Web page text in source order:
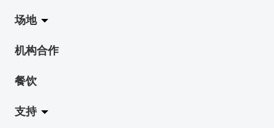
使命与宗旨
艺穗会架构
档案库
艺穗网志
展览
演出
活动
工作坊
Jazz-Go-Central, Jazz-Go-Fringe
LPL
2015-16 艺术场地资助计划
2015 照亮香港在新加坡
场地
陈丽玲划廊
奶库
地下剧场
机构合作
餐饮
支持